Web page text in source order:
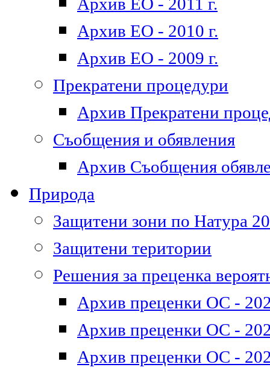
Архив ЕО - 2011 г.
Архив ЕО - 2010 г.
Архив ЕО - 2009 г.
Прекратени процедури
Архив Прекратени
Съобщения и обявления
Архив Съобщения
Природа
Защитени зони по Натура
Защитени територии
Решения за преценка
Архив преценки ОС -
Архив преценки ОС -
Архив преценки ОС -